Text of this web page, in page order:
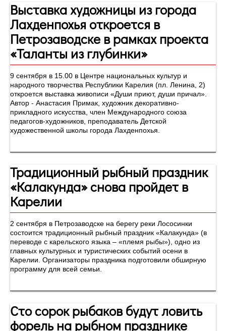
Выставка художницы из города
Лахденпохья откроется в
Петрозаводске в рамках проекта
«Таланты из глубинки»
9 сентября в 15.00 в Центре национальных культур и
народного творчества Республики Карелия (пл. Ленина, 2)
откроется выставка живописи «Души приют, души причал».
Автор - Анастасия Примак, художник декоративно-
прикладного искусства, член Международного союза
педагогов-художников, преподаватель Детской
художественной школы города Лахденпохья.
Традиционный рыбный праздник
«Калакунда» снова пройдет в
Карелии
2 сентября в Петрозаводске на берегу реки Лососинки
состоится традиционный рыбный праздник «Калакунда» (в
переводе с карельского языка – «племя рыбы»), одно из
главных культурных и туристических событий осени в
Карелии. Организаторы праздника подготовили обширную
программу для всей семьи.
Сто сорок рыбаков будут ловить
форель на рыбном празднике